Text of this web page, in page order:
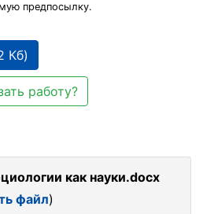
предпосылку.
Кб)
работу?
как науки.docx
файл)